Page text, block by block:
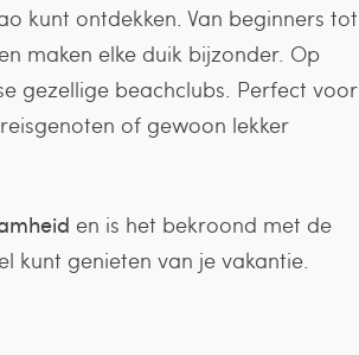
kunt ontdekken. Van beginners tot
maken elke duik bijzonder. Op
gezellige beachclubs. Perfect voor
of gewoon lekker
en is het bekroond met de
kunt genieten van je vakantie.